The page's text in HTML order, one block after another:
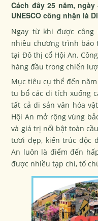
Cách đây 25 năm,
UNESCO công nhận là
Ngay từ khi được
nhiều chương trình bảo
tại Đô thị cổ Hội An.
hàng đầu trong chiến
Mục tiêu cụ thể đến
tu bổ các di tích xuống
tất cả di sản văn hóa
Hội An mở rộng vùng
và giá trị nổi bật toàn
tươi đẹp, kiến trúc độc
An luôn là điểm đến
được nhiều tạp chí, tổ